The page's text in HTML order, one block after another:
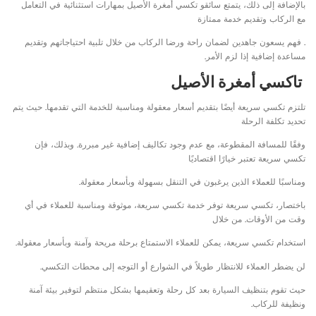
بالإضافة إلى ذلك، يتمتع سائقو تكسي أمغرة الأصيل بمهارات استثنائية في التعامل
مع الركاب وتقديم خدمة ممتازة
. فهم يسعون جاهدين لضمان راحة ورضا الركاب من خلال تلبية احتياجاتهم وتقديم
مساعدة إضافية إذا لزم الأمر.
تاكسي أمغرة الأصيل
تلتزم تكسي سريعة أيضًا بتقديم أسعار معقولة ومناسبة للخدمة التي تقدمها. حيث يتم
تحديد تكلفة الرحلة
وفقًا للمسافة المقطوعة، مع عدم وجود تكاليف إضافية غير مبررة. وبذلك، فإن
تكسي سريعة تعتبر خيارًا اقتصاديًا
ومناسبًا للعملاء الذين يرغبون في التنقل بسهولة وبأسعار معقولة.
باختصار، تكسي سريعة توفر خدمة تكسي سريعة، موثوقة ومناسبة للعملاء في أي
وقت من الأوقات. من خلال
استخدام تكسي سريعة، يمكن للعملاء الاستمتاع برحلة مريحة وآمنة وبأسعار معقولة.
لن يضطر العملاء للانتظار طويلاً في الشوارع أو التوجه إلى محطات التكسي.
حيث تقوم بتنظيف السيارة بعد كل رحلة وتعقيمها بشكل منتظم لتوفير بيئة آمنة
ونظيفة للركاب.